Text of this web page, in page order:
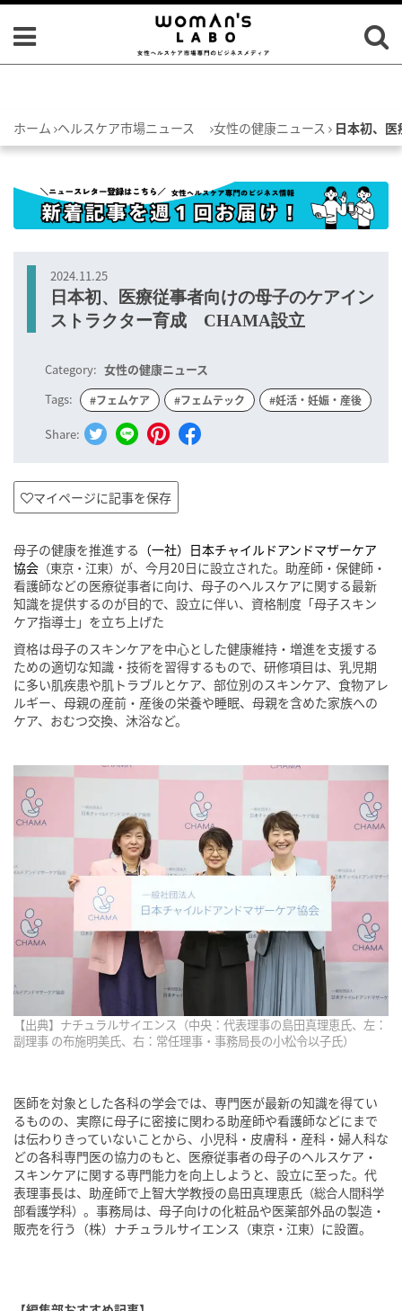
ホーム ヘルスケア市場ニュース 女性の健康ニュース 日本初、
2024.11.25
日本初、医療従事者向けの母子のケアイン
ストラクター育成 CHAMA設立
Category: 女性の健康ニュース
Tags:
#フェムケア #フェムテック #妊活・妊娠・産後
Share:
マイページに記事を保存
母子の健康を推進する （一社）日本チャイルドアンドマザーケア
協会 （東京・江東） が、今月20日に設立された。助産師・保健師・
看護師などの医療従事者に向け、母子のヘルスケアに関する最新
知識を提供するのが目的で、設立に伴い、資格制度「母子スキン
ケア指導士」を立ち上げた
資格は母子のスキンケアを中心とした健康維持・増進を支援する
ための適切な知識・技術を習得するもので、研修項目は、乳児期
に多い肌疾患や肌トラブルとケア、部位別のスキンケア、食物アレ
ルギー、母親の産前・産後の栄養や睡眠、母親を含めた家族への
ケア、おむつ交換、沐浴など。
【出典】ナチュラルサイエンス（中央：代表理事の島田真理恵氏、左：
副理事 の布施明美氏、右：常任理事・事務局長の小松令以子氏）
医師を対象とした各科の学会では、専門医が最新の知識を得てい
るものの、実際に母子に密接に関わる助産師や看護師などにまで
は伝わりきっていないことから、小児科・皮膚科・産科・婦人科な
どの各科専門医の協力のもと、医療従事者の母子のヘルスケア・
スキンケアに関する専門能力を向上しようと、設立に至った。代
表理事長は、助産師で上智大学教授の島田真理恵氏 （総合人間科学
部看護学科） 。事務局は、母子向けの化粧品や医薬部外品の製造・
販売を行う（株）ナチュラルサイエンス （東京・江東） に設置。